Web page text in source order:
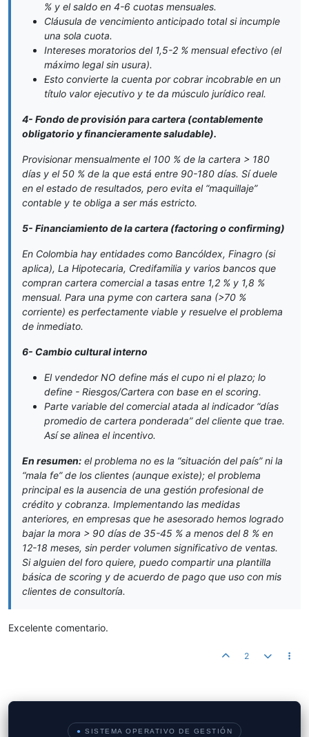
% y el saldo en 4-6 cuotas mensuales.
Cláusula de vencimiento anticipado total si incumple
una sola cuota.
Intereses moratorios del 1,5-2 % mensual efectivo (el
máximo legal sin usura).
Esto convierte la cuenta por cobrar incobrable en un
título valor ejecutivo y te da músculo jurídico real.
4- Fondo de provisión para cartera (contablemente
obligatorio y financieramente saludable).
Provisionar mensualmente el 100 % de la cartera > 180
días y el 50 % de la que está entre 90-180 días. Sí duele
en el estado de resultados, pero evita el “maquillaje”
contable y te obliga a ser más estricto.
5- Financiamiento de la cartera (factoring o confirming)
En Colombia hay entidades como Bancóldex, Finagro (si
aplica), La Hipotecaria, Credifamilia y varios bancos que
compran cartera comercial a tasas entre 1,2 % y 1,8 %
mensual. Para una pyme con cartera sana (>70 %
corriente) es perfectamente viable y resuelve el problema
de inmediato.
6- Cambio cultural interno
El vendedor NO define más el cupo ni el plazo; lo
define - Riesgos/Cartera con base en el scoring.
Parte variable del comercial atada al indicador “días
promedio de cartera ponderada” del cliente que trae.
Así se alinea el incentivo.
En resumen: el problema no es la “situación del país” ni la
“mala fe” de los clientes (aunque existe); el problema
principal es la ausencia de una gestión profesional de
crédito y cobranza. Implementando las medidas
anteriores, en empresas que he asesorado hemos logrado
bajar la mora > 90 días de 35-45 % a menos del 8 % en
12-18 meses, sin perder volumen significativo de ventas.
Si alguien del foro quiere, puedo compartir una plantilla
básica de scoring y de acuerdo de pago que uso con mis
clientes de consultoría.
Excelente comentario.
2
● SISTEMA OPERATIVO DE GESTIÓN